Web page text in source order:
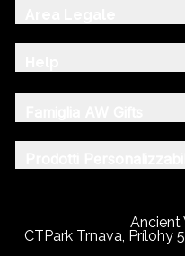
Ancient
CTPark Trnava, Prílohy